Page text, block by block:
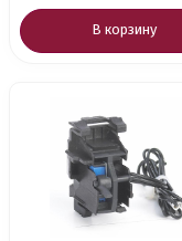
В корзину